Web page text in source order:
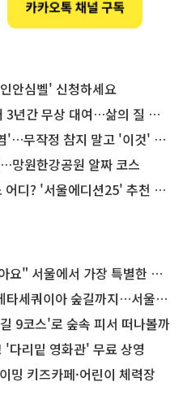
안심벨' 신청하세요
간 무상 대여…삶의 질 높인다
정 참지 말고 '이것' 해보세요!
망원한강공원 알짜 코스
? '서울에디션25' 추천 코스
에서 가장 특별한 편의점의 정체
아 숲길까지…서울둘레길 15코스
9코스'로 숲속 피서 떠나볼까
다리밑 영화관' 무료 상영
밍 키즈카페·어린이 체력장